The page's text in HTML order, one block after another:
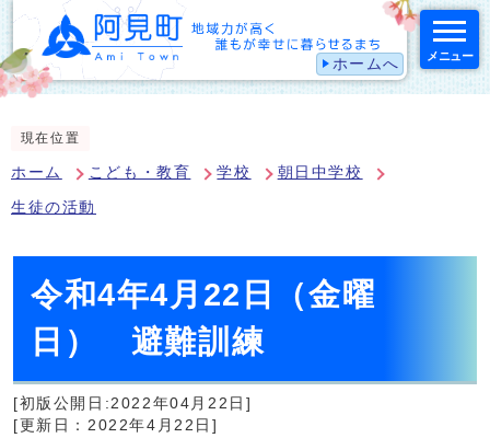
ホームへ メニュー
現在位置
ホーム こども・教育 学校 朝日中学校
生徒の活動
令和4年4月22日（金曜
日） 避難訓練
[初版公開日:2022年04月22日]
[更新日：2022年4月22日]